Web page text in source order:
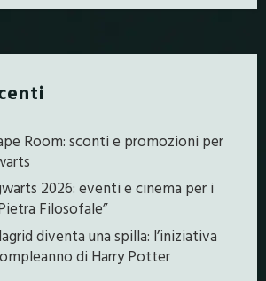
Room: sconti e promozioni per
2026: eventi e cinema per i
Filosofale”
diventa una spilla: l’iniziativa
di Harry Potter